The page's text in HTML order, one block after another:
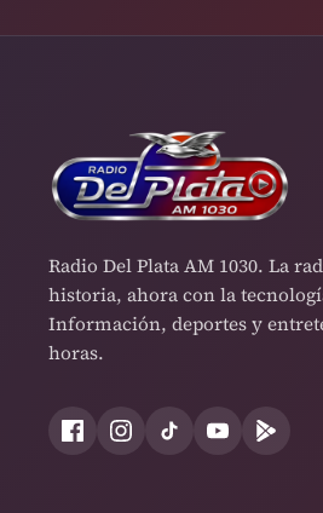
Radio Del Plata AM 1030. La
historia, ahora con la
Información, deportes y
horas.